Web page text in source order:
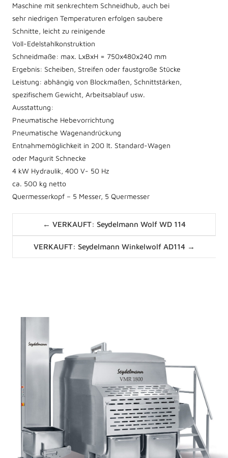
Maschine mit senkrechtem Schneidhub, auch bei
sehr niedrigen Temperaturen erfolgen saubere
Schnitte, leicht zu reinigende
Voll-Edelstahlkonstruktion
Schneidmaße: max. LxBxH = 750x480x240 mm
Ergebnis: Scheiben, Streifen oder faustgroße Stücke
Leistung: abhängig von Blockmaßen, Schnittstärken,
spezifischem Gewicht, Arbeitsablauf usw.
Ausstattung:
Pneumatische Hebevorrichtung
Pneumatische Wagenandrückung
Entnahmemöglichkeit in 200 lt. Standard-Wagen
oder Magurit Schnecke
4 kW Hydraulik, 400 V- 50 Hz
ca. 500 kg netto
Quermesserkopf – 5 Messer, 5 Quermesser
navigation
← VERKAUFT: Seydelmann Wolf WD 114
Posts
navigation
VERKAUFT: Seydelmann Winkelwolf AD114 →